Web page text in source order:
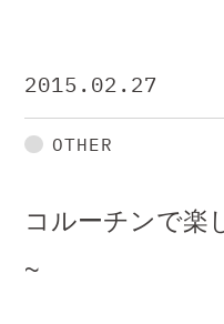
2015.02.27
OTHER
コルーチンで楽
~